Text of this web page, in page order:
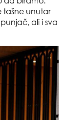
tašne unutar
ali i sva